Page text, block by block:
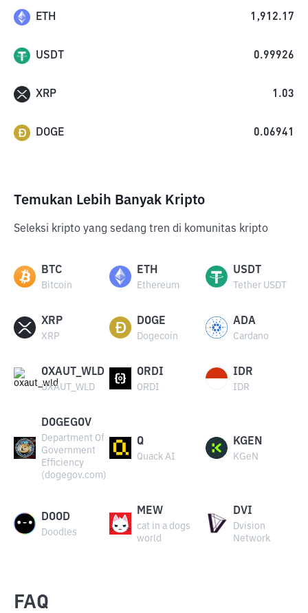
ETH 1,912.17
USDT 0.99926
XRP 1.03
DOGE 0.06941
Temukan Lebih Banyak Kripto
Seleksi kripto yang sedang tren di komunitas kripto
BTC
Bitcoin
ETH
Ethereum
USDT
Tether USDT
XRP
XRP
DOGE
Dogecoin
ADA
Cardano
OXAUT_WLD
OXAUT_WLD
ORDI
ORDI
IDR
IDR
DOGEGOV
Department Of
Government
Efficiency
(dogegov.com)
Q
Quack AI
KGEN
KGeN
DOOD
Doodles
MEW
cat in a dogs
world
DVI
Dvision
Network
FAQ